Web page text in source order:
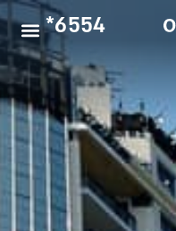
6554*